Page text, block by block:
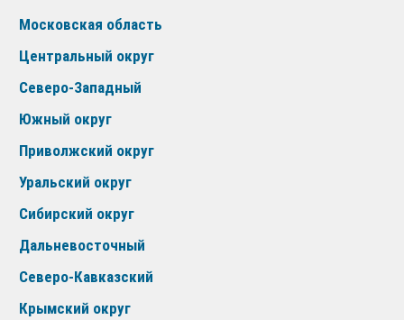
Московская область
Центральный округ
Северо-Западный
Южный округ
Приволжский округ
Уральский округ
Сибирский округ
Дальневосточный
Северо-Кавказский
Крымский округ